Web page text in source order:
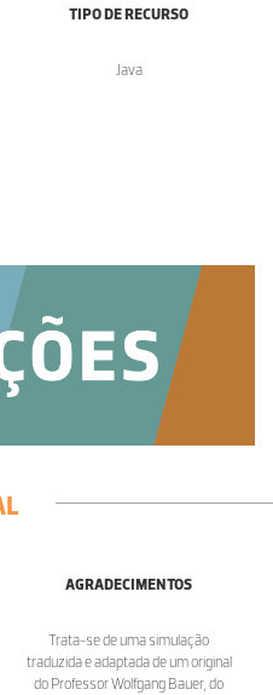
TIPO DE RECURSO
Java
AGRADECIMENTOS
Trata-se de uma simulação
traduzida e adaptada de um original
do Professor Wolfgang Bauer, do